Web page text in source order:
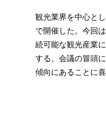
観光業界を中心と
で開催した。今回
続可能な観光産業
する。会議の冒頭
傾向にあることに